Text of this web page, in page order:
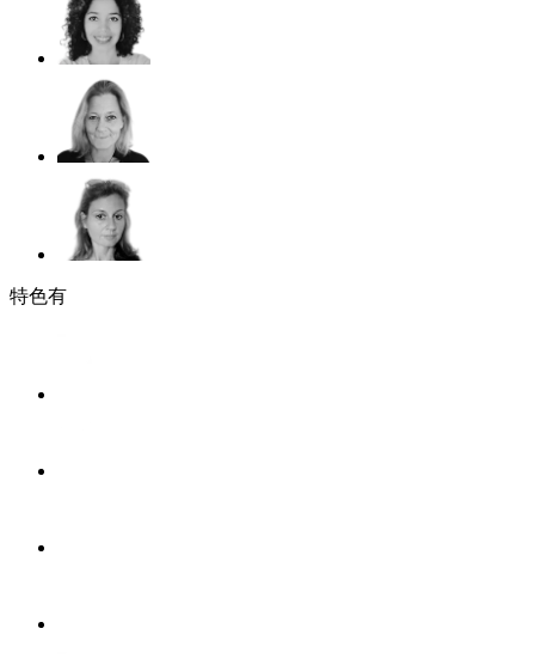
特色有